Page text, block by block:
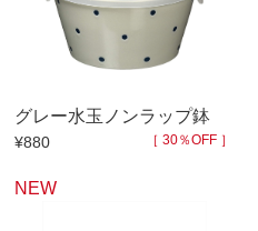
グレー水玉ノンラップ鉢
¥880 ［ 30％OFF ］
NEW